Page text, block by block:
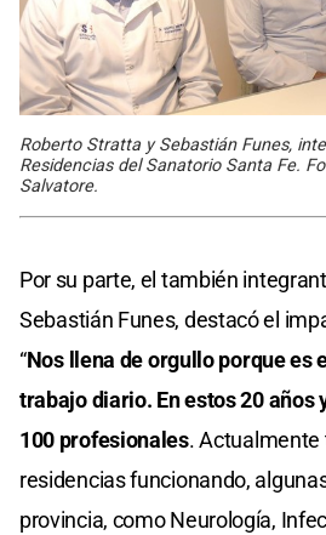
Roberto Stratta y Sebastián Funes,
Residencias del Sanatorio Santa Fe.
Salvatore.
Por su parte, el también
Sebastián Funes, destacó el
“Nos llena de orgullo porque es
trabajo diario. En estos 20 años
100 profesionales. Actualmente
residencias funcionando,
provincia, como Neurología,